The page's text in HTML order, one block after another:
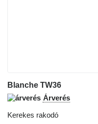
Blanche TW36
Árverés
Kerekes rakodó